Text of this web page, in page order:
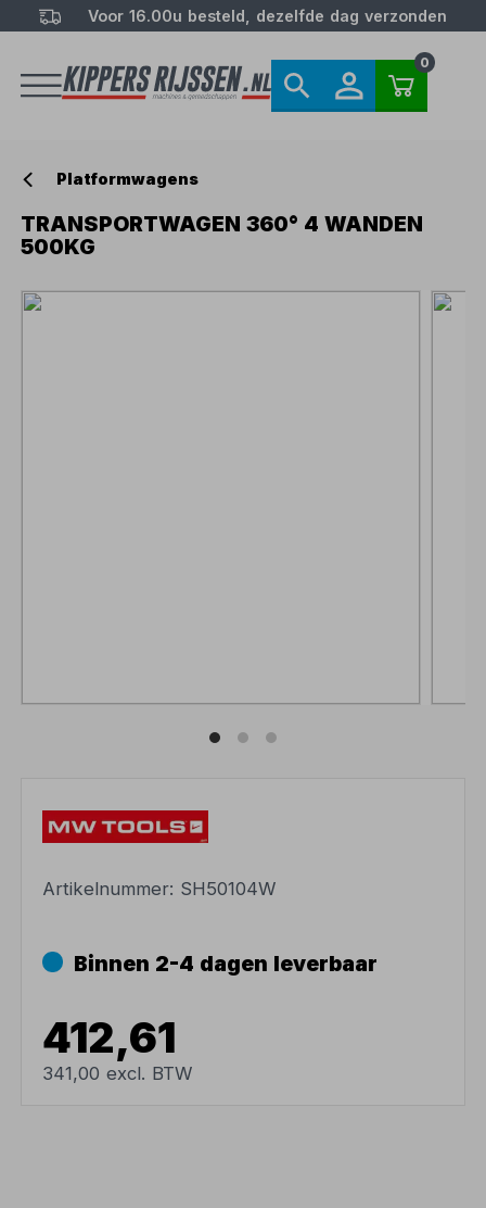
Voor 16.00u besteld, dezelfde dag verzonden
0
Platformwagens
TRANSPORTWAGEN 360° 4 WANDEN
500KG
Artikelnummer: SH50104W
Binnen 2-4 dagen leverbaar
412,61
341,00 excl. BTW